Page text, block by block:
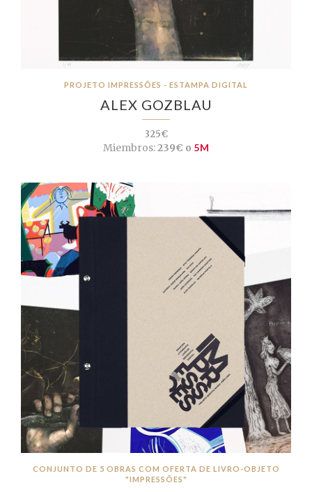
PROJETO IMPRESSÕES - ESTAMPA DIGITAL
ALEX GOZBLAU
325€
Miembros:239€ o 5M
CONJUNTO DE 5 OBRAS COM OFERTA DE LIVRO-OBJETO
"IMPRESSÕES"